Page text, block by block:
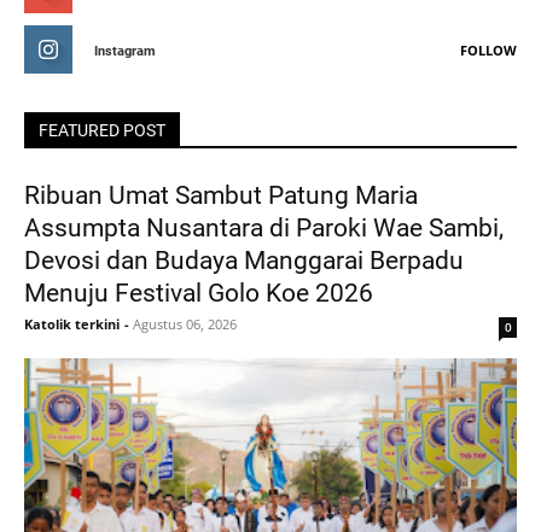
Instagram FOLLOW
FEATURED POST
Ribuan Umat Sambut Patung Maria
Assumpta Nusantara di Paroki Wae Sambi,
Devosi dan Budaya Manggarai Berpadu
Menuju Festival Golo Koe 2026
Katolik terkini - Agustus 06, 2026 0